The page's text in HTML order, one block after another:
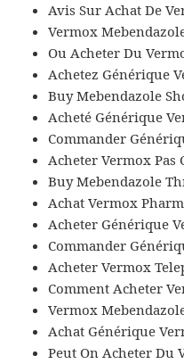
Avis Sur Achat De
Vermox
Ou Acheter Du
Achetez Générique
Buy Mebendazole
Acheté Générique
Commander
Acheter Vermox Pas
Buy Mebendazole
Achat Vermox
Acheter Générique
Commander
Acheter Vermox
Comment Acheter
Vermox
Achat Générique
Peut On Acheter Du